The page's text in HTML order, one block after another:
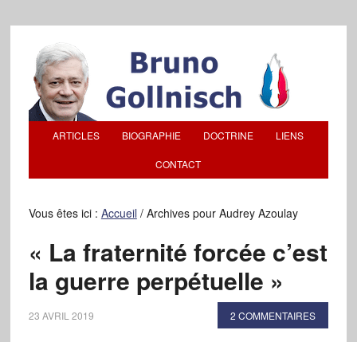
ARTICLES BIOGRAPHIE DOCTRINE LIENS
CONTACT
Vous êtes ici : Accueil /Archives pour Audrey Azoulay
« La fraternité forcée c’est
la guerre perpétuelle »
23 AVRIL 2019 2 COMMENTAIRES